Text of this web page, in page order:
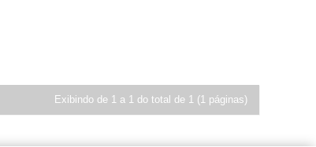
Exibindo de 1 a 1 do total de 1 (1 páginas)